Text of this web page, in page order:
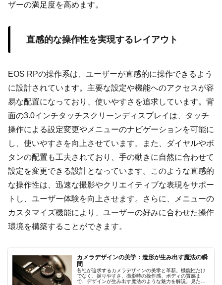
ザーの満足度を高めます。
直感的な操作性を実現するレイアウト
EOS RPの操作系は、ユーザーが直感的に操作できるよう
に設計されています。主要な設定や機能へのアクセスが容
易な配置になっており、使いやすさを追求しています。背
面の3.0インチタッチスクリーンディスプレイは、タッチ
操作による設定変更やメニューのナビゲーションを可能に
し、使いやすさを向上させています。また、ダイヤルやボ
タンの配置も工夫されており、手の動きに自然に合わせて
設定を変更できる設計となっています。このような直感的
な操作性は、迅速な撮影やクリエイティブな表現をサポー
トし、ユーザー体験を向上させます。さらに、メニューの
カスタマイズ機能により、ユーザーの好みに合わせた操作
環境を構築することができます。
カメラデザインの美学：造形が生み出す魔法の瞬
間
各社が追求するカメラデザインの美学と革新。機能性だけ
でなく、握りやすさ、撮影時の操作感、ボディの質感ま
で、デザインが生み出す魔法のような魅力を解説。見た目